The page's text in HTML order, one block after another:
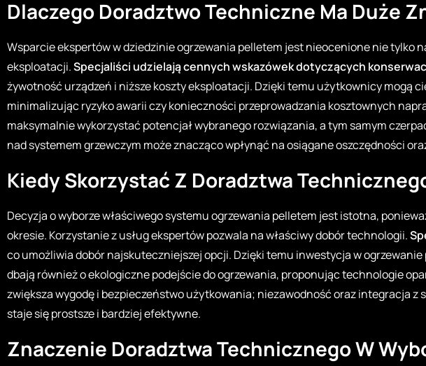
Dlaczego Doradztwo Techniczne Ma Duże
Wsparcie ekspertów w dziedzinie ogrzewania pelletem jest nieocenione nie tylko
eksploatacji.Specjaliści udzielają cennych wskazówek dotyczących
żywotność urządzeń i niższe koszty eksploatacji. Dzięki temu użytkownicy mogą
minimalizując ryzyko awarii czy konieczności przeprowadzania kosztownych
maksymalnie wykorzystać potencjał wybranego rozwiązania, a tym samym
nad systemem grzewczym może znacząco wpłynąć na osiągane oszczędności
Kiedy Skorzystać Z Doradztwa
Decyzja o wyborze właściwego systemu ogrzewania pelletem jest istotna,
okresie. Korzystanie z usług ekspertów pozwala na właściwy dobór technologii.
co umożliwia dobór najskuteczniejszej opcji. Dzięki temu inwestycja w
dbają również o ekologiczne podejście do ogrzewania, proponując technologie
zwiększa wygodę i bezpieczeństwo użytkowania; niezawodność oraz integracja
staje się prostsze i bardziej efektywne.
Znaczenie Doradztwa Technicznego W